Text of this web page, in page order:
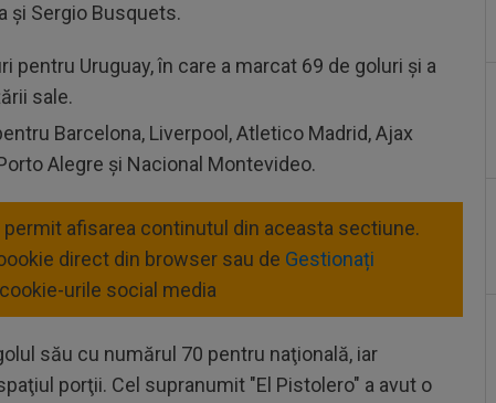
și Sergio Busquets.
pentru Uruguay, în care a marcat 69 de goluri și a
sale.
Barcelona, Liverpool, Atletico Madrid, Ajax
Alegre și Nacional Montevideo.
afisarea continutul din aceasta sectiune.
direct din browser sau de Gestionați
urile social media
său cu numărul 70 pentru naţională, iar
porţii. Cel supranumit "El Pistolero" a avut o